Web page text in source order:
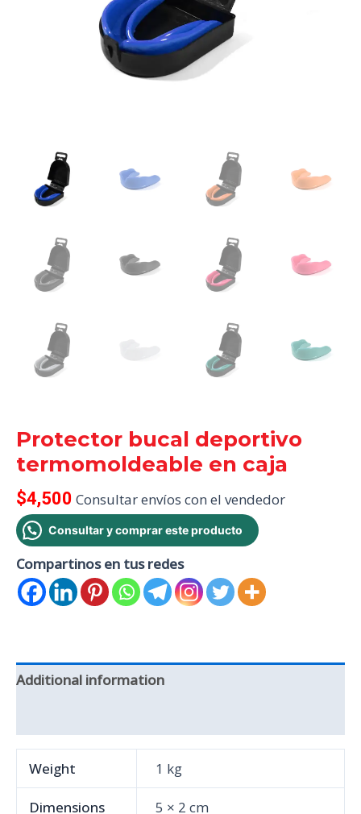
Protector bucal deportivo
termomoldeable en caja
$4,500 Consultar envíos con el vendedor
Consultar y comprar este producto
Compartinos en tus redes
Additional information
Weight 1 kg
Dimensions 5 × 2 cm